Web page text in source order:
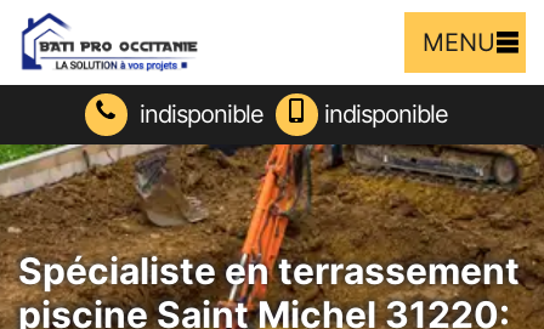
MENU
indisponible indisponible
Spécialiste en terrassement
piscine Saint Michel 31220: